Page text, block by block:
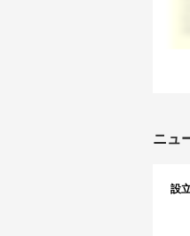
ニュ
設